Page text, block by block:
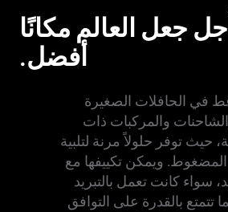
جعل العالم مكانًا
أفضل.
في الحافلات الصغيرة
والمركبات ذات
حيث توفر حلولاً مرنة لتلبية
المضغوط. ويمكن تكييفها مع
سواء كانت تعمل بالتبريد
تتمتع بالقدرة على التوافق